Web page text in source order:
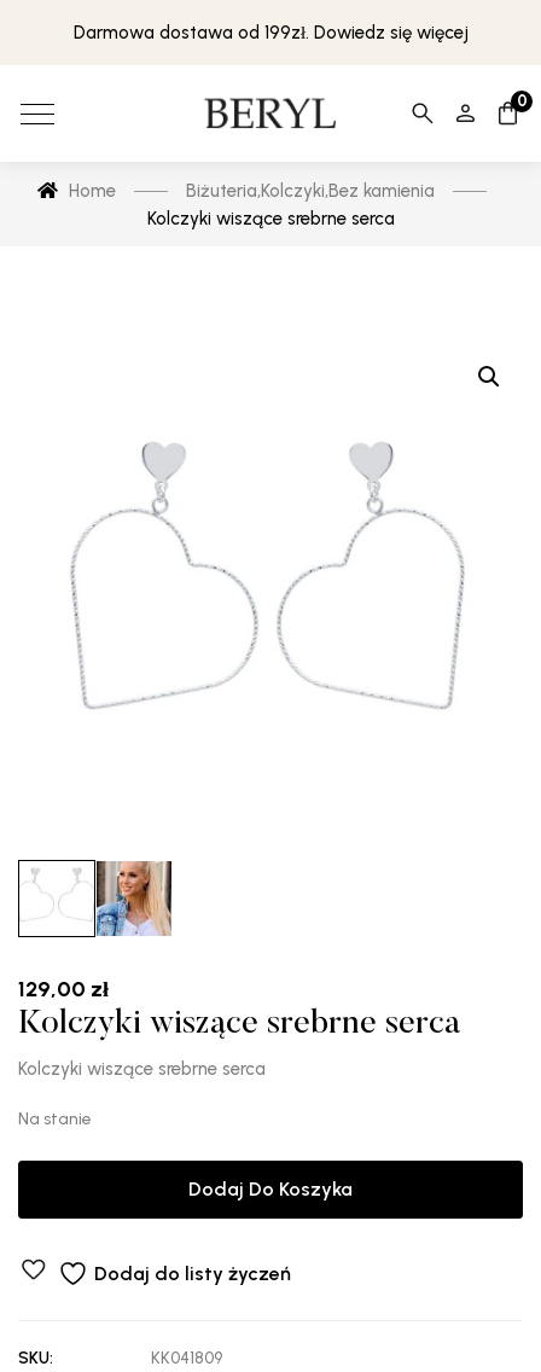
Darmowa dostawa od 199zł. Dowiedz się więcej
0
Home Biżuteria,Kolczyki,Bez kamienia
Kolczyki wiszące srebrne serca
129,00 zł
Kolczyki wiszące srebrne serca
Kolczyki wiszące srebrne serca
Na stanie
Dodaj Do Koszyka
Dodaj do listy życzeń
SKU:
KK041809